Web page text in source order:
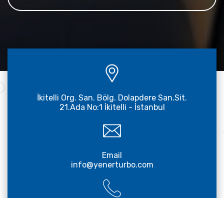
İkitelli Org. San. Bölg. Dolapdere San.Sit.
21.Ada No:1 İkitelli - İstanbul
Email
info@yenerturbo.com